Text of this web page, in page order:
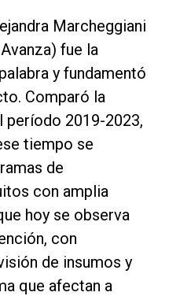
Marcheggiani
fue la
y fundamentó
Comparó la
período 2019-2023,
tiempo se
de
con amplia
hoy se observa
con
de insumos y
que afectan a